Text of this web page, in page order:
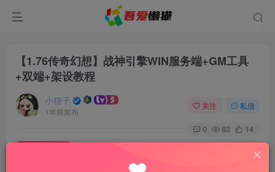
【1.76传奇幻想】战神引擎WIN服务端+GM工具
+双端+架设教程
小狸子
1年前发布
关注 私信
0 83 14